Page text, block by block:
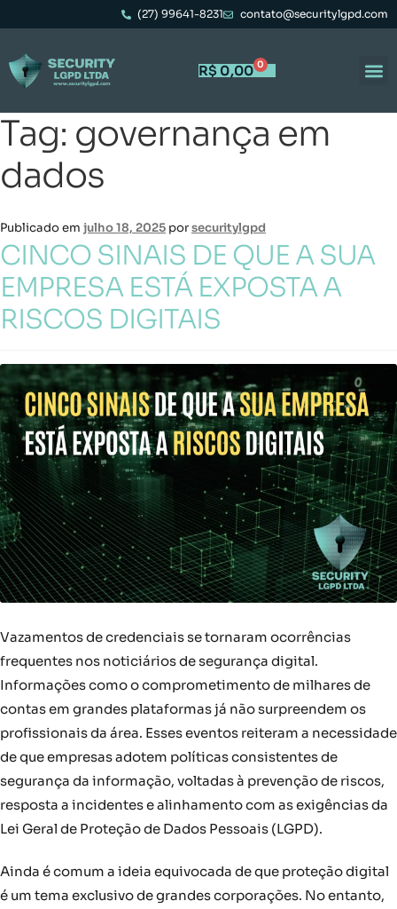
(27) 99641-8231 contato@securitylgpd.com
R$ 0,00 0
Tag: governança em
dados
Publicado em julho 18, 2025 porsecuritylgpd
CINCO SINAIS DE QUE A SUA
EMPRESA ESTÁ EXPOSTA A
RISCOS DIGITAIS
Vazamentos de credenciais se tornaram ocorrências
frequentes nos noticiários de segurança digital.
Informações como o comprometimento de milhares de
contas em grandes plataformas já não surpreendem os
profissionais da área. Esses eventos reiteram a necessidade
de que empresas adotem políticas consistentes de
segurança da informação, voltadas à prevenção de riscos,
resposta a incidentes e alinhamento com as exigências da
Lei Geral de Proteção de Dados Pessoais (LGPD).
Ainda é comum a ideia equivocada de que proteção digital
é um tema exclusivo de grandes corporações. No entanto,